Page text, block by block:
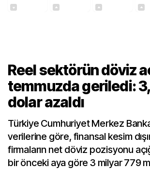
Reel sektörün döviz
temmuzda geriledi:
dolar azaldı
Türkiye Cumhuriyet Merkez
verilerine göre, finansal kesim
firmaların net döviz pozisyonu
bir önceki aya göre 3 milyar 779